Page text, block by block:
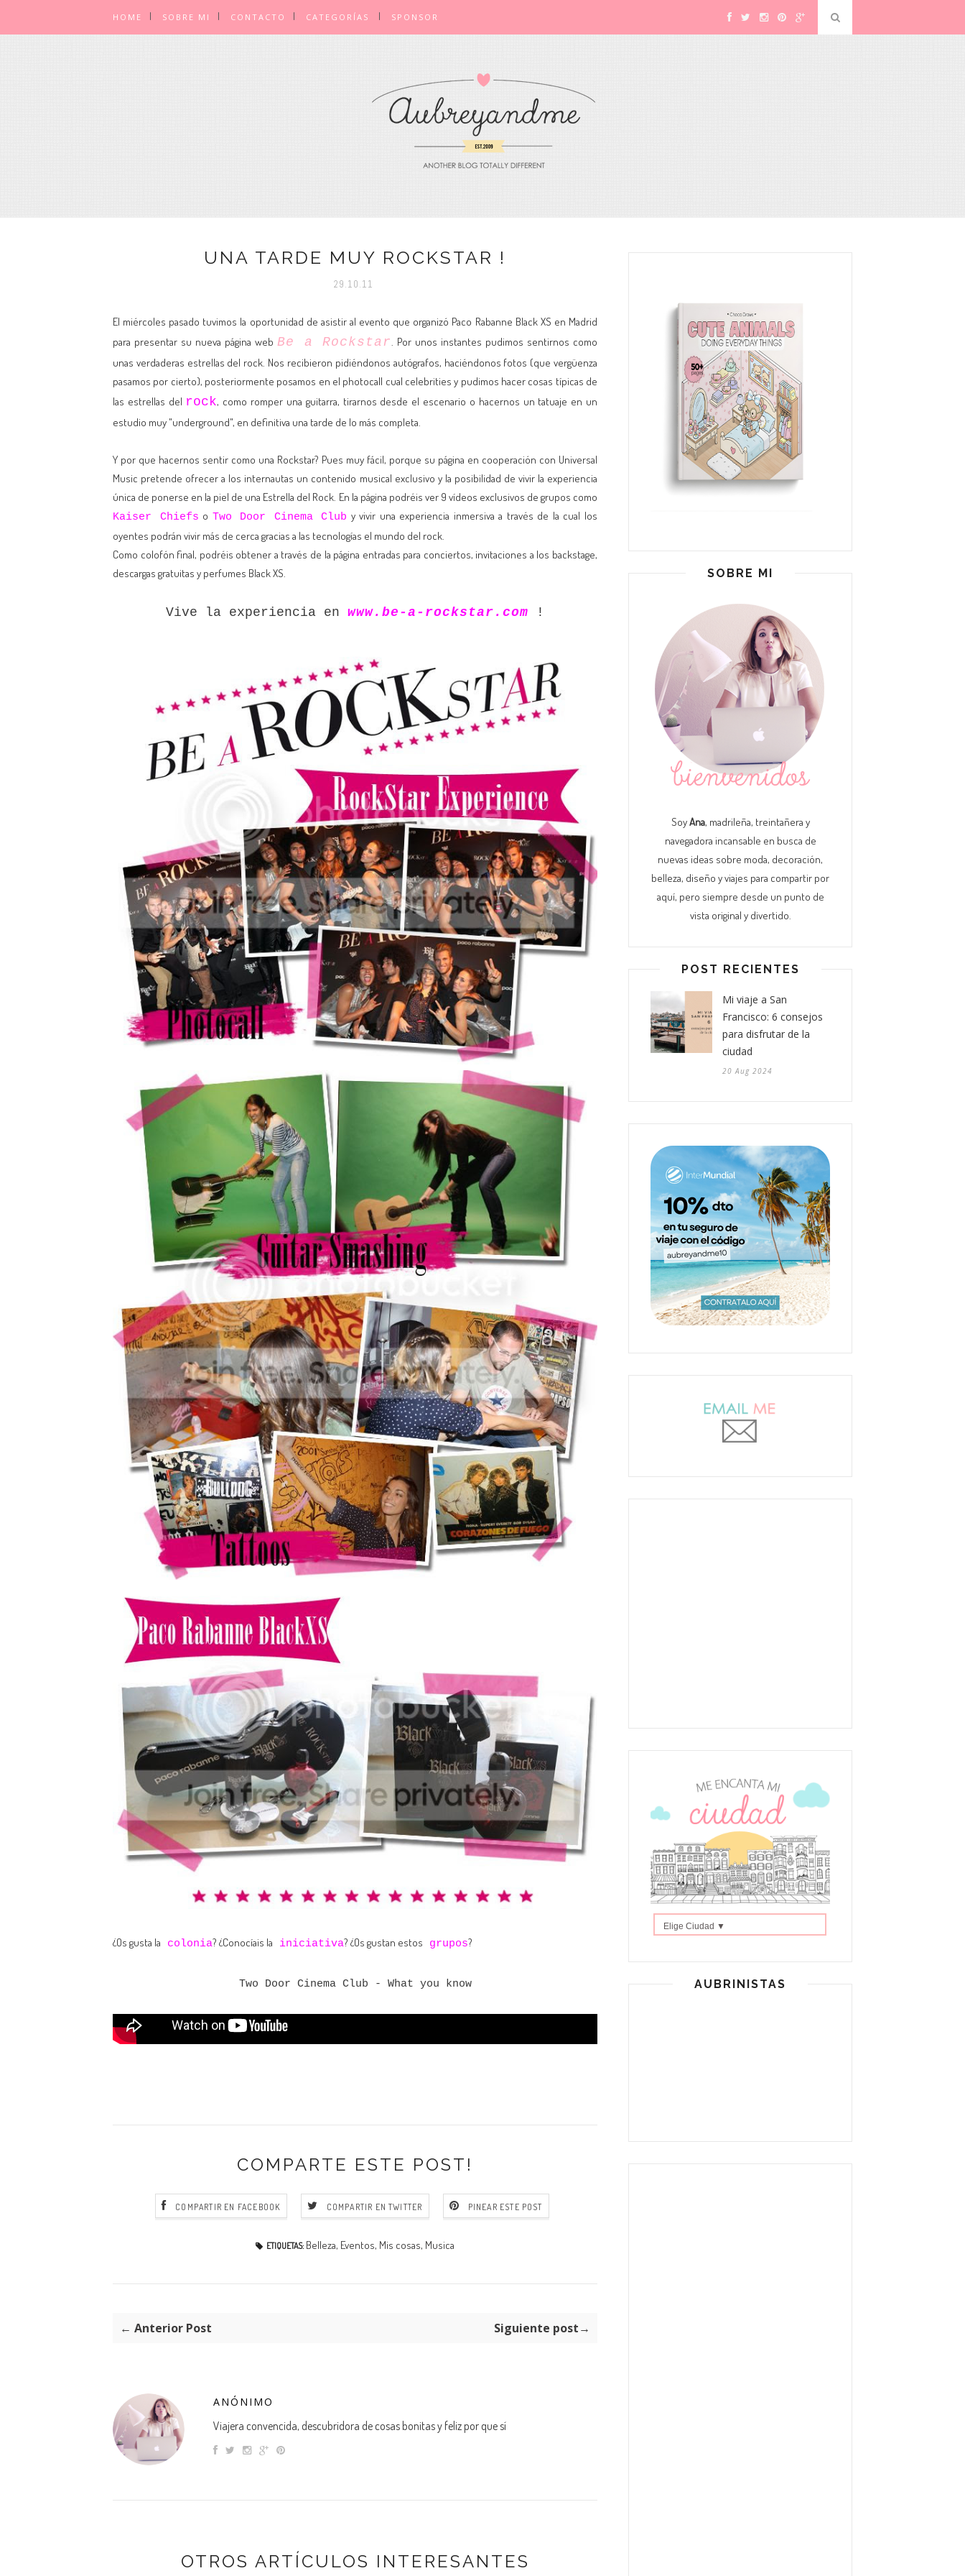
HOME SOBRE MI CONTACTO CATEGORÍAS SPONSOR
UNA TARDE MUY ROCKSTAR !
29.10.11
El miércoles pasado tuvimos la oportunidad de asistir al evento que organizó Paco Rabanne Black XS en Madrid
para presentar su nueva página web Be a Rockstar. Por unos instantes pudimos sentirnos como
unas verdaderas estrellas del rock. Nos recibieron pidiéndonos autógrafos, haciéndonos fotos (que vergüenza
pasamos por cierto), posteriormente posamos en el photocall cual celebrities y pudimos hacer cosas típicas de
las estrellas del rock, como romper una guitarra, tirarnos desde el escenario o hacernos un tatuaje en un
estudio muy "underground", en definitiva una tarde de lo más completa.
Y por que hacernos sentir como una Rockstar? Pues muy fácil, porque su página en cooperación con Universal
Music pretende ofrecer a los internautas un contenido musical exclusivo y la posibilidad de vivir la experiencia
única de ponerse en la piel de una Estrella del Rock. En la página podréis ver 9 vídeos exclusivos de grupos como
Kaiser Chiefs o Two Door Cinema Club y vivir una experiencia inmersiva a través de la cual los
oyentes podrán vivir más de cerca gracias a las tecnologías el mundo del rock.
Como colofón final, podréis obtener a través de la página entradas para conciertos, invitaciones a los backstage,
descargas gratuitas y perfumes Black XS.
Vive la experiencia en www.be-a-rockstar.com !
¿Os gusta la colonia? ¿Conocíais la iniciativa? ¿Os gustan estos grupos?
Two Door Cinema Club - What you know
COMPARTE ESTE POST!
COMPARTIR EN FACEBOOK COMPARTIR EN TWITTER PINEAR ESTE POST
ETIQUETAS: Belleza, Eventos, Mis cosas, Musica
← Anterior Post Siguiente post→
ANÓNIMO
Viajera convencida, descubridora de cosas bonitas y feliz por que sí
OTROS ARTÍCULOS INTERESANTES
SOBRE MI
SoyAna, madrileña, treintañera y
navegadora incansable en busca de
nuevas ideas sobre moda, decoración,
belleza, diseño y viajes para compartir por
aquí, pero siempre desde un punto de
vista original y divertido.
POST RECIENTES
Mi viaje a San
Francisco: 6 consejos
para disfrutar de la
ciudad
20 Aug 2024
Elige Ciudad ▼
AUBRINISTAS